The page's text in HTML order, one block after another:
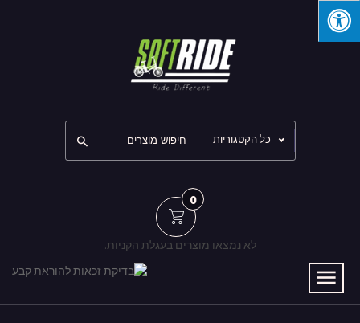
כל הקטגוריות
0
לא נמצאו מוצרים בעגלת הקניות.